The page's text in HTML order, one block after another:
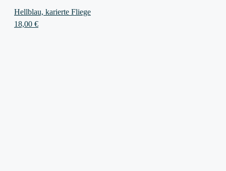
Hellblau, karierte Fliege
18,00 €